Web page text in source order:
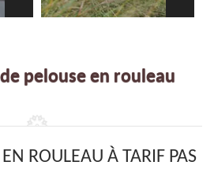
pelouse en rouleau
ROULEAU À TARIF PAS